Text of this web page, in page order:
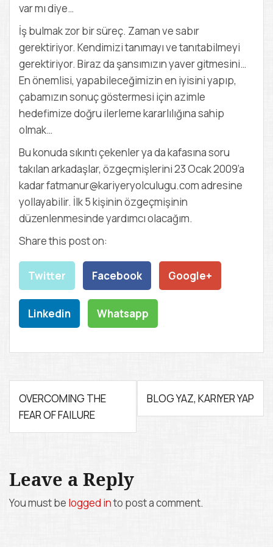
var mı diye…
İş bulmak zor bir süreç. Zaman ve sabır
gerektiriyor. Kendimizi tanımayı ve tanıtabilmeyi
gerektiriyor. Biraz da şansımızın yaver gitmesini…
En önemlisi, yapabileceğimizin en iyisini yapıp,
çabamızın sonuç göstermesi için azimle
hedefimize doğru ilerleme kararlılığına sahip
olmak…
Bu konuda sıkıntı çekenler ya da kafasına soru
takılan arkadaşlar, özgeçmişlerini 23 Ocak 2009’a
kadar fatmanur@kariyeryolculugu.com adresine
yollayabilir. İlk 5 kişinin özgeçmişinin
düzenlenmesinde yardımcı olacağım.
Share this post on:
Twitter Facebook Google+
Linkedin Whatsapp
P
o
t
n
a
OVERCOMING THE
FEAR OF FAILURE
BLOG YAZ, KARIYER YAP
Leave a Reply
You must be logged into post a comment.